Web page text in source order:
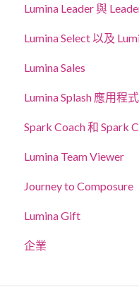
Lumina Leader 與
Lumina Select 以及
應徵者追蹤系統
Lumina Select 說明指
Lumina Sales
Lumina Splash 應用程式
給參加者
給從業者
Spark Coach 和 Spark
指南與示範
Spark Coach
Spark Coach Plus
Lumina Team Viewer
建立、檢視或編輯團
其他Lumina Team功
Journey to Composure
Lumina Gift
企業